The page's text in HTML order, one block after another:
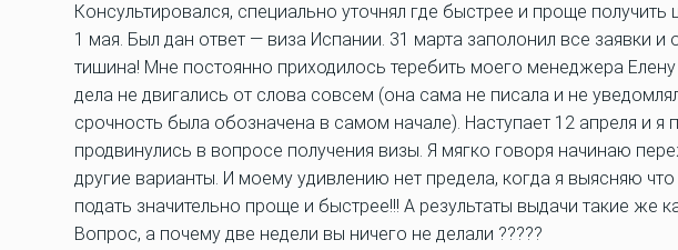
Консультировался, специально уточнял где быстрее и проще
1 мая. Был дан ответ — виза Испании. 31 марта заполонил все заявки и
тишина! Мне постоянно приходилось теребить моего менеджера Елену
дела не двигались от слова совсем (она сама не писала и не
срочность была обозначена в самом начале). Наступает 12 апреля и
продвинулись в вопросе получения визы. Я мягко говоря начинаю
другие варианты. И моему удивлению нет предела, когда я выясняю
подать значительно проще и быстрее!!! А результаты выдачи такие же
Вопрос, а почему две недели вы ничего не делали ?????